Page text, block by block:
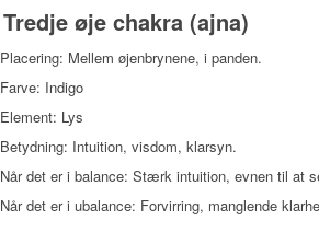
Tredje øje chakra (ajna)
Placering: Mellem øjenbrynene, i panden.
Farve: Indigo
Element: Lys
Betydning: Intuition, visdom, klarsyn.
Når det er i balance: Stærk intuition, evnen til at
Når det er i ubalance: Forvirring, manglende